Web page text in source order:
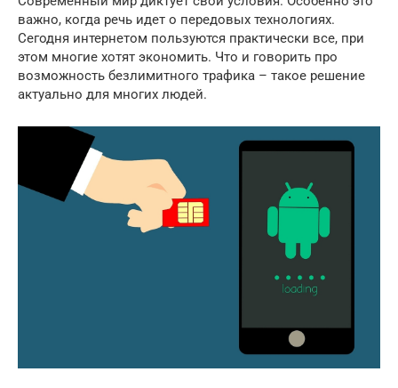
важно, когда речь идет о передовых технологиях.
Сегодня интернетом пользуются практически все, при
этом многие хотят экономить. Что и говорить про
возможность безлимитного трафика – такое решение
актуально для многих людей.